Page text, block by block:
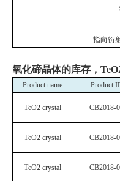
指向衍
氧化碲晶体的库存，
Product name Product
ТеО2 crystal CB2018-
ТеО2 crystal CB2018-
ТеО2 crystal CB2018-